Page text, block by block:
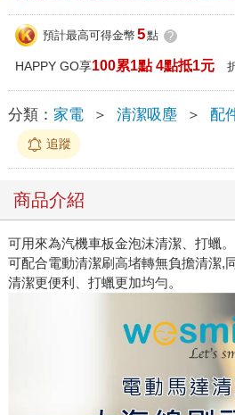
預計最高可得金幣 5點 ?
HAPPY GO享100累1點 4點抵1元
分類： 家電 ＞ 清潔吸塵 ＞ 配
追蹤
商品介紹
可用來為汽機車板金泡沫清潔、打蠟。
可配合電動清潔刷高堵轉無負擔清潔,
清潔更便利、打蠟更加均勻。